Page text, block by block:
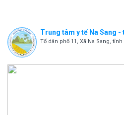
Trung tâm y tế Na Sang -
Tổ dân phố 11, Xã Na Sang,